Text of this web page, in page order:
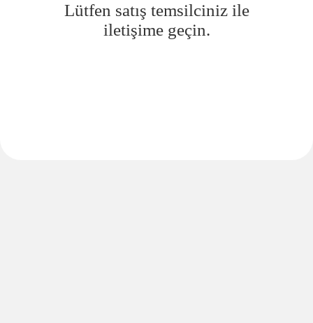
Lütfen satış temsilciniz ile
iletişime geçin.